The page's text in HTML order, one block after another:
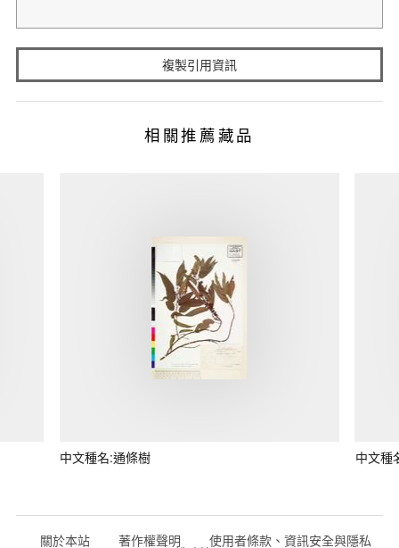
複製引用資訊
相關推薦藏品
中文種名:通條樹 中文種
關於本站 著作權聲明 使用者條款、資訊安全與隱私